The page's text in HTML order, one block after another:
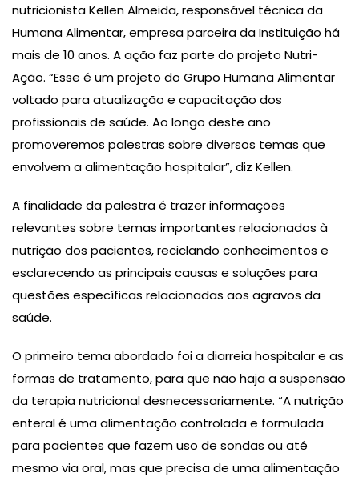
nutricionista Kellen Almeida, responsável técnica da
Humana Alimentar, empresa parceira da Instituição há
mais de 10 anos. A ação faz parte do projeto Nutri-
Ação. “Esse é um projeto do Grupo Humana Alimentar
voltado para atualização e capacitação dos
profissionais de saúde. Ao longo deste ano
promoveremos palestras sobre diversos temas que
envolvem a alimentação hospitalar”, diz Kellen.
A finalidade da palestra é trazer informações
relevantes sobre temas importantes relacionados à
nutrição dos pacientes, reciclando conhecimentos e
esclarecendo as principais causas e soluções para
questões específicas relacionadas aos agravos da
saúde.
O primeiro tema abordado foi a diarreia hospitalar e as
formas de tratamento, para que não haja a suspensão
da terapia nutricional desnecessariamente. “A nutrição
enteral é uma alimentação controlada e formulada
para pacientes que fazem uso de sondas ou até
mesmo via oral, mas que precisa de uma alimentação